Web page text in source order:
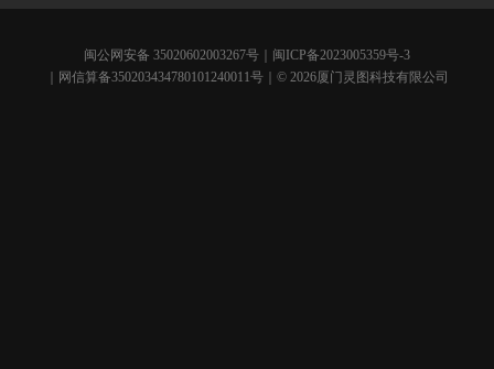
闽公网安备 35020602003267号
闽ICP备2023005359号-3
｜网信算备350203434780101240011号｜© 2026厦门灵图科技有限公司